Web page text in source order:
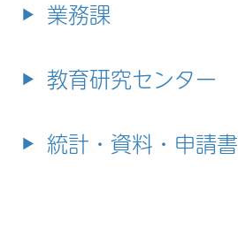
業務課
教育研究センター
統計・資料・申請書